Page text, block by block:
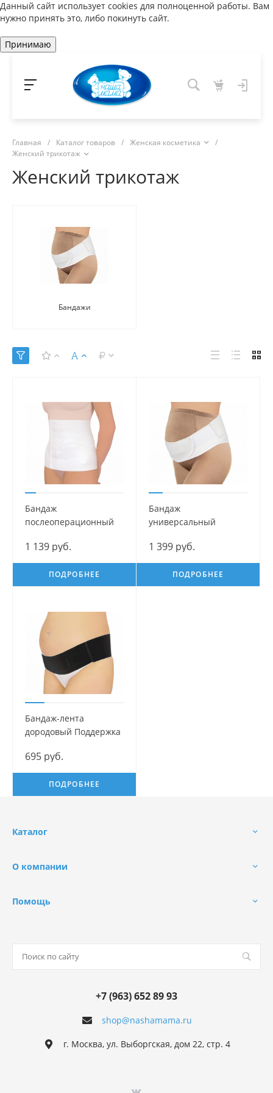
Данный сайт использует cookies для полноценной работы. Вам
нужно принять это, либо покинуть сайт.
Принимаю
Главная / Каталог товаров / Женская косметика
/
Женский трикотаж
Женский трикотаж
Бандажи
Бандаж
послеоперационный
1 139 руб.
ПОДРОБНЕЕ
Бандаж
универсальный
послеродовой Идеал
Mama Com.fort
1 399 руб.
ПОДРОБНЕЕ
Бандаж-лента
дородовый Поддержка
695 руб.
ПОДРОБНЕЕ
Каталог
О компании
Помощь
shop@nashamama.ru
+7 (963) 652 89 93
г. Москва, ул. Выборгская, дом 22, стр. 4